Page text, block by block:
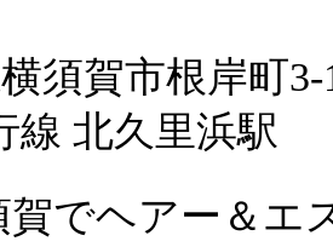
須賀市根岸町3-
線 北久里浜駅
賀でヘアー＆エ